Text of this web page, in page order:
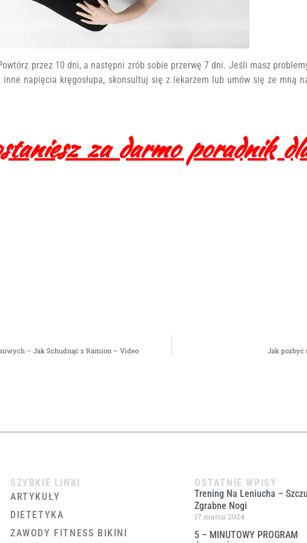
przez 10 dni, a następni zrób sobie przerwę 7 dni. Jeśli masz
napięcia kręgosłupa, skonsultuj się z lekarzem lub umów się ze mną
za darmo poradnik
– Jak Schudnąć z Ramion – Video Jak pozbyć
SZYBKIE LINKI
ARTYKUŁY
DIETETYKA
ZAWODY FITNESS BIKINI
OSTATNIE WPISY
Trening Na Leniucha –
Zgrabne Nogi
17 marca 2024
5 – MINUTOWY PROGRAM